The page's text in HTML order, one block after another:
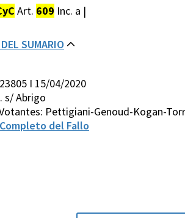
Art. 609 Inc. a |
SUMARIO
I 15/04/2020
s/ Abrigo
Pettigiani-Genoud-Kogan-
del Fallo